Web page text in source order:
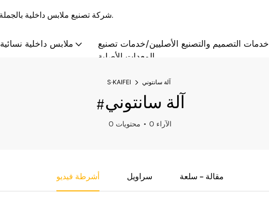
S·KAIFEI - شركة تصنيع ملابس داخلية بالجملة والتخصيص منذ عام 2008، تقدم حلولاً متكاملة.
ملابس داخلية نسائية
خدمات التصميم والتصنيع الأصليين/خدمات تصنيع
المعدات الأصلية
S·KAIFEI آلة سانتوني
#آلة سانتوني
0 محتويات 0 الآراء
أشرطة فيديو سراويل مقالة - سلعة